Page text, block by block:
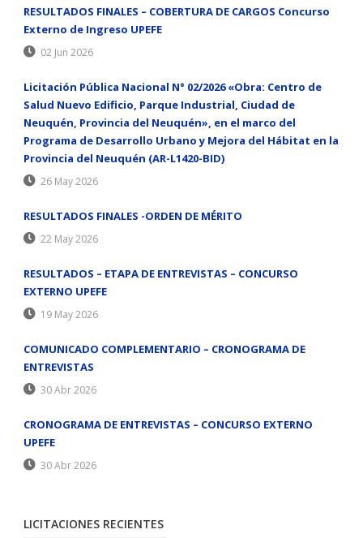
RESULTADOS FINALES – COBERTURA DE CARGOS Concurso
Externo de Ingreso UPEFE
02 Jun 2026
Licitación Pública Nacional N° 02/2026 «Obra: Centro de
Salud Nuevo Edificio, Parque Industrial, Ciudad de
Neuquén, Provincia del Neuquén», en el marco del
Programa de Desarrollo Urbano y Mejora del Hábitat en la
Provincia del Neuquén (AR-L1420-BID)
26 May 2026
RESULTADOS FINALES -ORDEN DE MÉRITO
22 May 2026
RESULTADOS – ETAPA DE ENTREVISTAS – CONCURSO
EXTERNO UPEFE
19 May 2026
COMUNICADO COMPLEMENTARIO – CRONOGRAMA DE
ENTREVISTAS
30 Abr 2026
CRONOGRAMA DE ENTREVISTAS – CONCURSO EXTERNO
UPEFE
30 Abr 2026
LICITACIONES RECIENTES